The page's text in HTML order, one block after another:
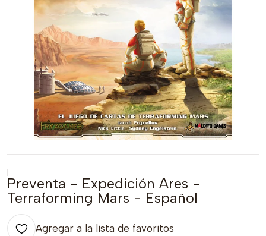
|
Preventa - Expedición Ares -
Terraforming Mars - Español
Agregar a la lista de favoritos